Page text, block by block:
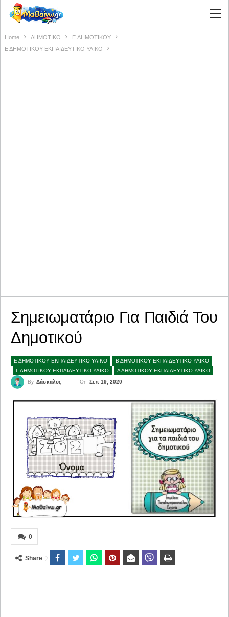
Home ΔΗΜΟΤΙΚΟ
E ΔΗΜΟΤΙΚΟΥ
Ε ΔΗΜΟΤΙΚΟΥ ΕΚΠΑΙΔΕΥΤΙΚΟ ΥΛΙΚΟ
Σημειωματάριο Για Παιδιά Του
Δημοτικού
Ε ΔΗΜΟΤΙΚΟΥ ΕΚΠΑΙΔΕΥΤΙΚΟ ΥΛΙΚΟ
Β ΔΗΜΟΤΙΚΟΥ ΕΚΠΑΙΔΕΥΤΙΚΟ ΥΛΙΚΟ
Γ ΔΗΜΟΤΙΚΟΥ ΕΚΠΑΙΔΕΥΤΙΚΟ ΥΛΙΚΟ
Δ ΔΗΜΟΤΙΚΟΥ ΕΚΠΑΙΔΕΥΤΙΚΟ ΥΛΙΚΟ
By Δάσκαλος On Σεπ 19, 2020
0
Share